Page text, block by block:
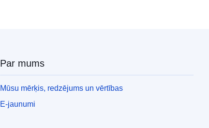
Par mums
Mūsu mērķis, redzējums un vērtības
E-jaunumi